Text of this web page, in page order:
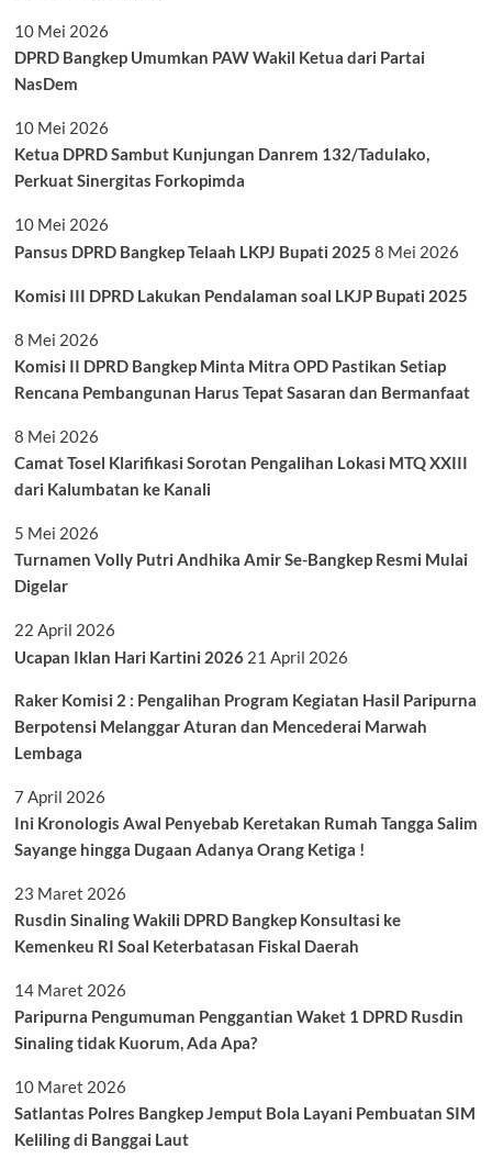
10 Mei 2026
DPRD Bangkep Umumkan PAW Wakil Ketua dari Partai
NasDem
10 Mei 2026
Ketua DPRD Sambut Kunjungan Danrem 132/Tadulako,
Perkuat Sinergitas Forkopimda
10 Mei 2026
Pansus DPRD Bangkep Telaah LKPJ Bupati 2025 8 Mei 2026
Komisi III DPRD Lakukan Pendalaman soal LKJP Bupati 2025
8 Mei 2026
Komisi II DPRD Bangkep Minta Mitra OPD Pastikan Setiap
Rencana Pembangunan Harus Tepat Sasaran dan Bermanfaat
8 Mei 2026
Camat Tosel Klarifikasi Sorotan Pengalihan Lokasi MTQ XXIII
dari Kalumbatan ke Kanali
5 Mei 2026
Turnamen Volly Putri Andhika Amir Se-Bangkep Resmi Mulai
Digelar
22 April 2026
Ucapan Iklan Hari Kartini 2026 21 April 2026
Raker Komisi 2 : Pengalihan Program Kegiatan Hasil Paripurna
Berpotensi Melanggar Aturan dan Mencederai Marwah
Lembaga
7 April 2026
Ini Kronologis Awal Penyebab Keretakan Rumah Tangga Salim
Sayange hingga Dugaan Adanya Orang Ketiga !
23 Maret 2026
Rusdin Sinaling Wakili DPRD Bangkep Konsultasi ke
Kemenkeu RI Soal Keterbatasan Fiskal Daerah
14 Maret 2026
Paripurna Pengumuman Penggantian Waket 1 DPRD Rusdin
Sinaling tidak Kuorum, Ada Apa?
10 Maret 2026
Satlantas Polres Bangkep Jemput Bola Layani Pembuatan SIM
Keliling di Banggai Laut